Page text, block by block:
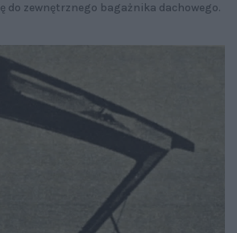
do zewnętrznego bagażnika dachowego.